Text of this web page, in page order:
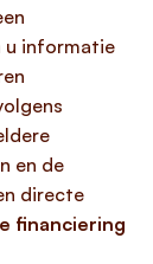
u informatie
en de
directe
financiering